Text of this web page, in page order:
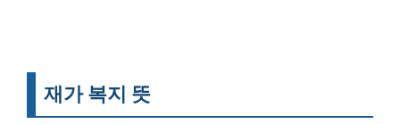
재가 복지 뜻